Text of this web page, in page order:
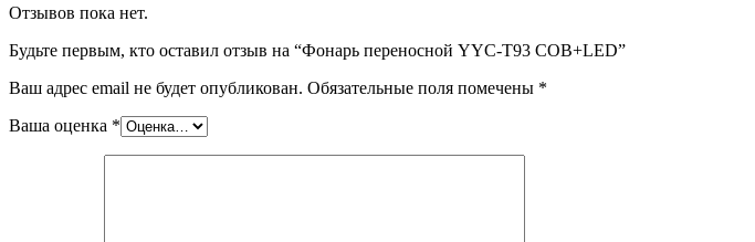
Отзывов пока нет.
Будьте первым, кто оставил отзыв на “Фонарь переносной YYC-T93 COB+LED”
Ваш адрес email не будет опубликован. Обязательные поля помечены *
Ваша оценка *